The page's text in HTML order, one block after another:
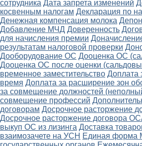
сотрудника Дата запрета изменений
косвенным налогам Декларация по
Денежная компенсация молока
Добавление МЧД Доверенность
для начисления премии
результатам налоговой проверки
Дооборудование ОС Дооценка ОС
Дооценка ОС после оценки
временное заместительство Доплата
время Доплата за расширение зон
за совмещение должностей
совмещение профессий
договорам Досрочное расторжение
Досрочное расторжение договора
выкуп ОС из лизинга Доставка
взаимозачете на УСН Единая форма